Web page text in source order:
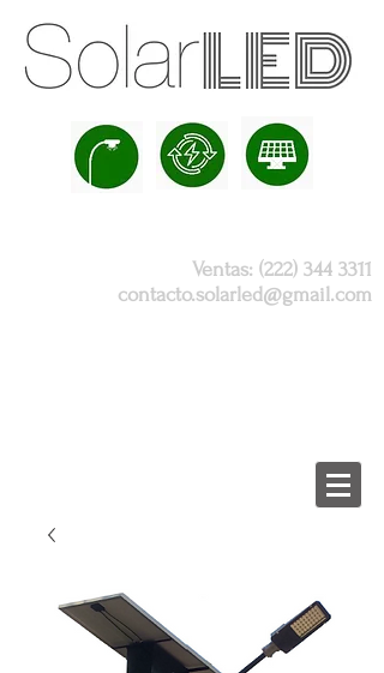
Ventas: (222) 344 3311
contacto.solarled@gmail.com